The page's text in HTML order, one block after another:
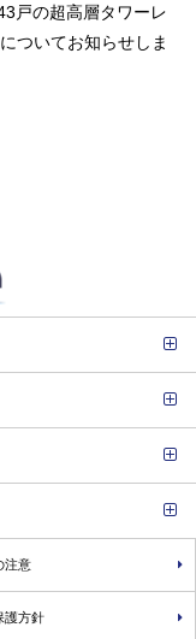
戸の超高層タワーレ
ついてお知らせしま
注意
護方針